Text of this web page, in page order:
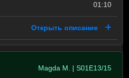
01:10
Открыть описание
Magda M. | S01E13/15